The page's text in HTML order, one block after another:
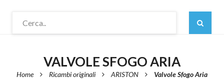
VALVOLE SFOGO ARIA
Home Ricambi originali ARISTON Valvole Sfogo Aria